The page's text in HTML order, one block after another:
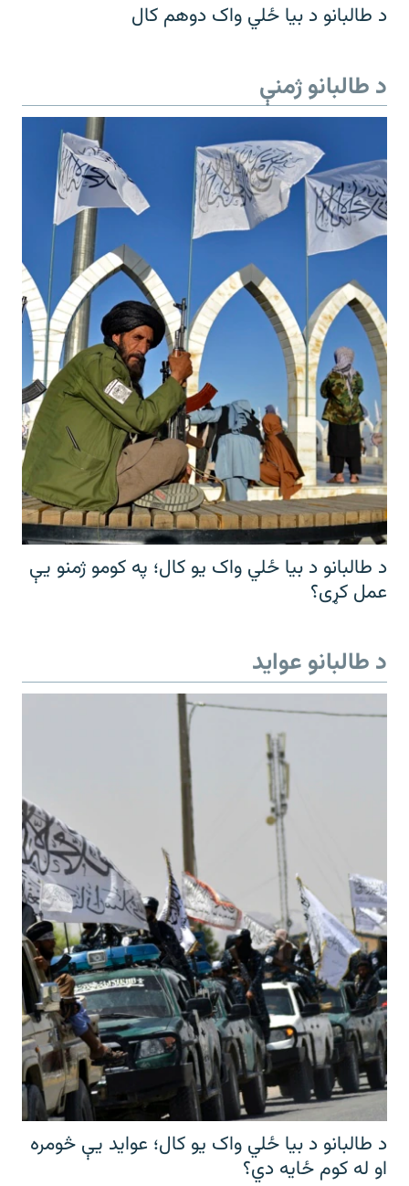
د طالبانو د بیا ځلي واک دوهم کال
د طالبانو ژمنې
د طالبانو د بیا ځلي واک یو کال؛ په کومو ژمنو یې
عمل کړی؟
د طالبانو عواید
د طالبانو د بیا ځلي واک یو کال؛ عواید یې څومره
او له کوم ځایه دي؟